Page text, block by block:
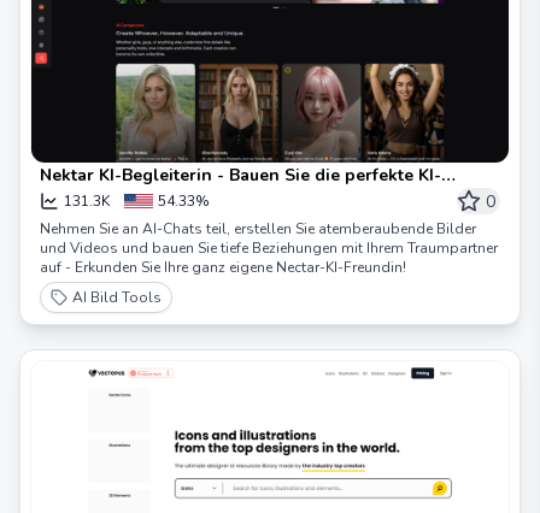
Nektar KI-Begleiterin - Bauen Sie die perfekte KI-
Freundin
131.3K 54.33% 0
Nehmen Sie an AI-Chats teil, erstellen Sie atemberaubende Bilder
und Videos und bauen Sie tiefe Beziehungen mit Ihrem Traumpartner
auf - Erkunden Sie Ihre ganz eigene Nectar-KI-Freundin!
AI Bild Tools